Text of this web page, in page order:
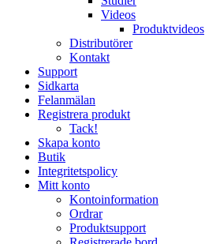
Videos
Produktvideos
Distributörer
Kontakt
Support
Sidkarta
Felanmälan
Registrera produkt
Tack!
Skapa konto
Butik
Integritetspolicy
Mitt konto
Kontoinformation
Ordrar
Produktsupport